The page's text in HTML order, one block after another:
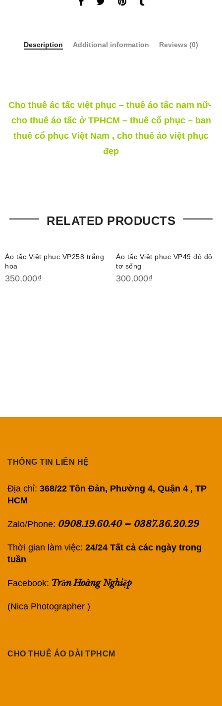
Description Additional information Reviews (0)
Cho thuê ác tấc việt phục – thuê áo tấc nam nữ-
cho thuê áo tấc ở TPHCM – thuê cổ phục – ban
thuê cổ phục Việt Nam , cho thuê áo việt phục
đẹp
RELATED PRODUCTS
Áo tấc Việt phục VP258 trắng
hoa
350,000₫
Áo tấc Việt phục VP49 đỏ đô
tơ sống
300,000₫
THÔNG TIN LIÊN HỆ
Địa chỉ: 368/22 Tôn Đản, Phường 4, Quận 4 , TP
HCM
Zalo/Phone: 0908.19.60.40– 0387.36.20.29
Thời gian làm việc: 24/24 Tất cả các ngày trong
tuần
Facebook: Trần Hoàng Nghiệp
(Nica Photographer )
CHO THUÊ ÁO DÀI TPHCM